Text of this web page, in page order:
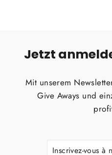
Jetzt
Mit unserem
Give Aways und